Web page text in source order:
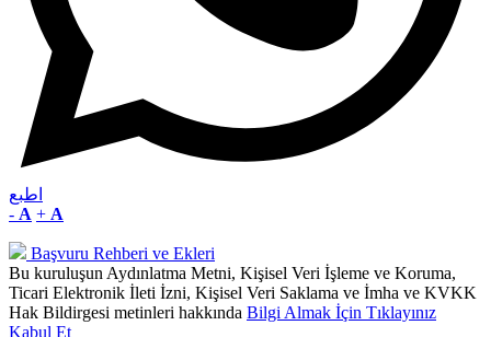
اطبع
- A + A
Başvuru Rehberi ve Ekleri
Bu kuruluşun Aydınlatma Metni, Kişisel Veri İşleme ve Koruma,
Ticari Elektronik İleti İzni, Kişisel Veri Saklama ve İmha ve KVKK
Hak Bildirgesi metinleri hakkında Bilgi Almak İçin Tıklayınız
Kabul Et